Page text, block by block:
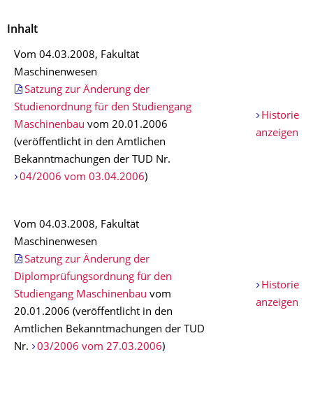
Inhalt
Vom 04.03.2008, Fakultät
Maschinenwesen
Satzung zur Änderung der
Studienordnung für den Studiengang
Maschinenbau vom 20.01.2006
(veröffentlicht in den Amtlichen
Bekanntmachungen der TUD Nr.
04/2006 vom 03.04.2006)
Historie
anzeigen
Vom 04.03.2008, Fakultät
Maschinenwesen
Satzung zur Änderung der
Diplomprüfungsordnung für den
Studiengang Maschinenbau vom
20.01.2006 (veröffentlicht in den
Amtlichen Bekanntmachungen der TUD
Nr.
03/2006 vom 27.03.2006)
Historie
anzeigen